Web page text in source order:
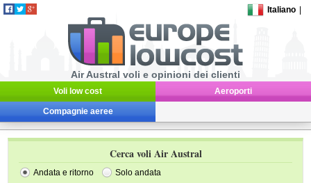
Italiano
Air Austral voli e opinioni dei clienti
Voli low cost Aeroporti
Compagnie aeree
Cerca voli Air Austral
Andata e ritorno Solo andata